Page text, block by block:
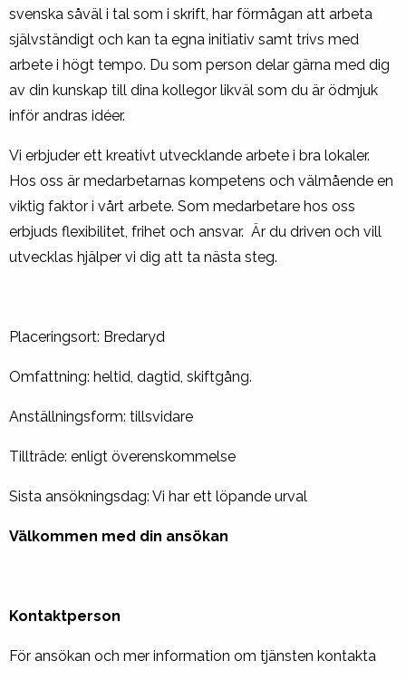
svenska såväl i tal som i skrift, har förmågan att arbeta
självständigt och kan ta egna initiativ samt trivs med
arbete i högt tempo. Du som person delar gärna med dig
av din kunskap till dina kollegor likväl som du är ödmjuk
inför andras idéer.
Vi erbjuder ett kreativt utvecklande arbete i bra lokaler.
Hos oss är medarbetarnas kompetens och välmående en
viktig faktor i vårt arbete. Som medarbetare hos oss
erbjuds flexibilitet, frihet och ansvar. Är du driven och vill
utvecklas hjälper vi dig att ta nästa steg.
Placeringsort: Bredaryd
Omfattning: heltid, dagtid, skiftgång.
Anställningsform: tillsvidare
Tillträde: enligt överenskommelse
Sista ansökningsdag: Vi har ett löpande urval
Välkommen med din ansökan
Kontaktperson
För ansökan och mer information om tjänsten kontakta